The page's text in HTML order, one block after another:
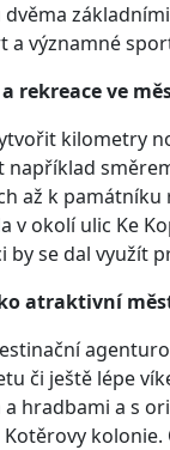
dvěma
a významné
rekreace ve
kilometry
až k
v okolí ulic Ke
by se dal využít
atraktivní
či ještě lépe
hradbami a s
kolonie.